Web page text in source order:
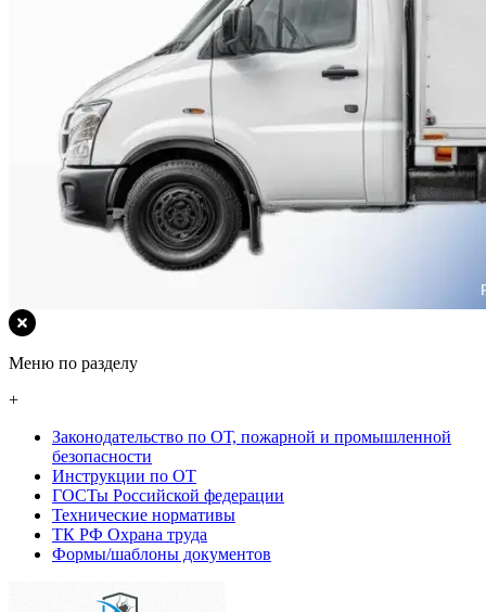
Меню по разделу
+
Законодательство по ОТ, пожарной и промышленной
безопасности
Инструкции по ОТ
ГОСТы Российской федерации
Технические нормативы
ТК РФ Охрана труда
Формы/шаблоны документов